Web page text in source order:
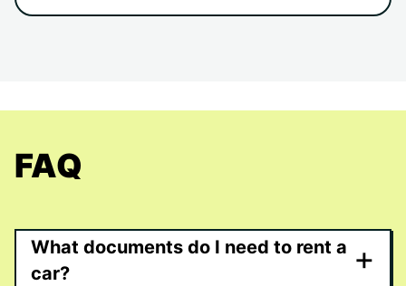
FAQ
What documents do I need to rent a
car?
+